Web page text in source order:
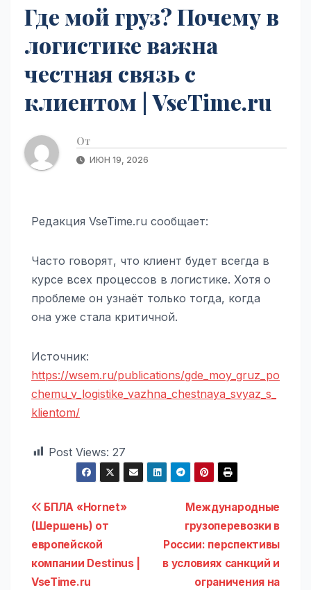
Где мой груз? Почему в
логистике важна
честная связь с
клиентом | VseTime.ru
От
ИЮН 19, 2026
Редакция VseTime.ru сообщает:
Часто говорят, что клиент будет всегда в
курсе всех процессов в логистике. Хотя о
проблеме он узнаёт только тогда, когда
она уже стала критичной.
Источник:
https://wsem.ru/publications/gde_moy_gruz_po
chemu_v_logistike_vazhna_chestnaya_svyaz_s_
klientom/
Post Views: 27
Навигация
по
записям
Международные
грузоперевозки в
России: перспективы
в условиях санкций и
ограничения на
БПЛА «Hornet»
(Шершень) от
европейской
компании Destinus |
VseTime.ru